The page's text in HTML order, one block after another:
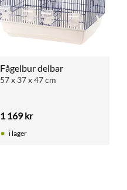
Fågelbur delbar
57 x 37 x 47 cm
1 169kr
i lager